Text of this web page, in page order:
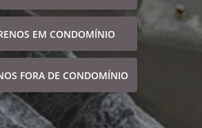
EM CONDOMÍNIO
FORA DE CONDOMÍNIO